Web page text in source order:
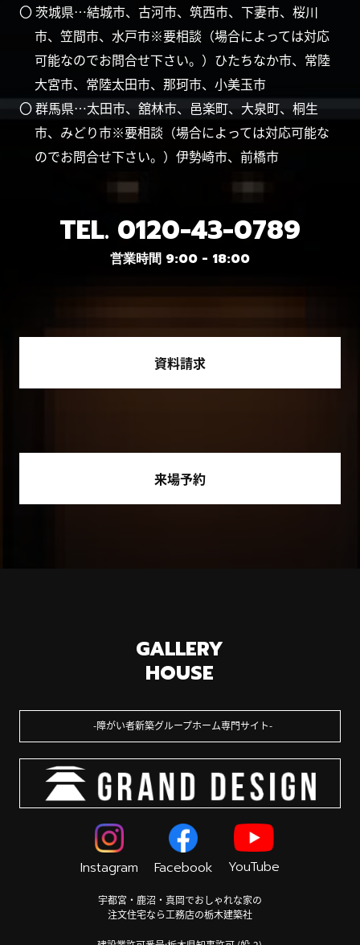
〇 茨城県…結城市、古河市、筑西市、下妻市、桜川
市、笠間市、水戸市※要相談（場合によっては対応
可能なのでお問合せ下さい。）ひたちなか市、常陸
大宮市、常陸太田市、那珂市、小美玉市
〇 群馬県…太田市、舘林市、邑楽町、大泉町、桐生
市、みどり市※要相談（場合によっては対応可能な
のでお問合せ下さい。）伊勢崎市、前橋市
TEL. 0120-43-0789
営業時間 9:00 - 18:00
資料請求
来場予約
GALLERY
HOUSE
障がい者新築グループホーム専門サイト
Instagram Facebook YouTube
宇都宮・鹿沼・真岡でおしゃれな家の
注文住宅なら工務店の栃木建築社